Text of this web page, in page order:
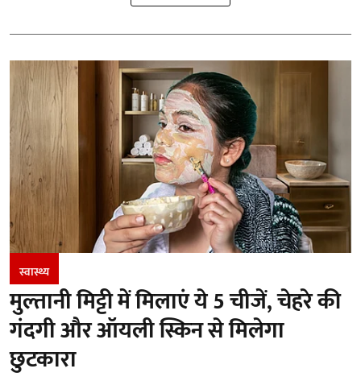
स्वास्थ्य
मुल्तानी मिट्टी में मिलाएं ये 5 चीजें, चेहरे की
गंदगी और ऑयली स्किन से मिलेगा
छुटकारा